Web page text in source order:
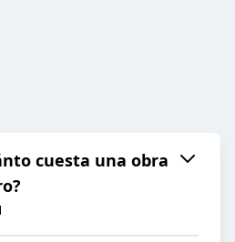
cuesta una obra